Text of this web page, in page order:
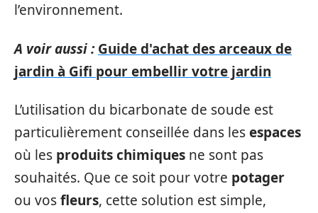
l’environnement.
A voir aussi : Guide d'achat des arceaux de
jardin à Gifi pour embellir votre jardin
L’utilisation du bicarbonate de soude est
particulièrement conseillée dans lesespaces
où les produits chimiques ne sont pas
souhaités. Que ce soit pour votre potager
ou vosfleurs, cette solution est simple,